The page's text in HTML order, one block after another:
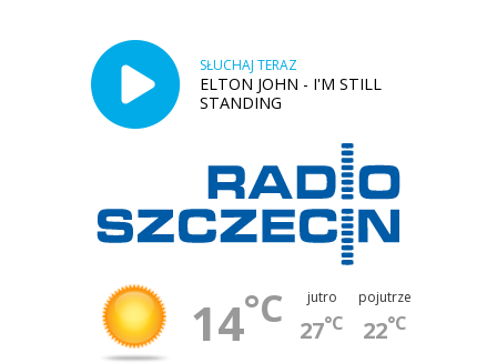
SŁUCHAJ TERAZ
ELTON JOHN - I'M STILL
STANDING
14°C jutro
27°C
pojutrze
22°C